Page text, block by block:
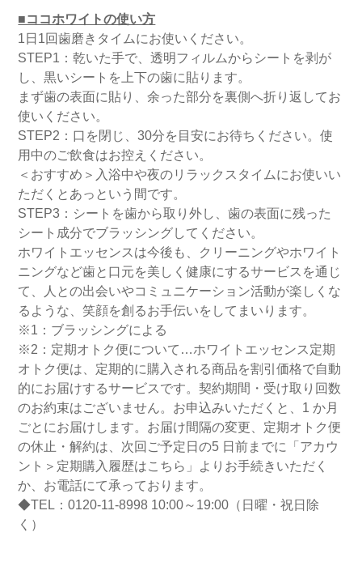
■ココホワイトの使い方
1日1回歯磨きタイムにお使いください。
STEP1：乾いた手で、透明フィルムからシートを剥が
し、黒いシートを上下の歯に貼ります。
まず歯の表面に貼り、余った部分を裏側へ折り返してお
使いください。
STEP2：口を閉じ、30分を目安にお待ちください。使
用中のご飲食はお控えください。
＜おすすめ＞入浴中や夜のリラックスタイムにお使いい
ただくとあっという間です。
STEP3：シートを歯から取り外し、歯の表面に残った
シート成分でブラッシングしてください。
ホワイトエッセンスは今後も、クリーニングやホワイト
ニングなど歯と口元を美しく健康にするサービスを通じ
て、人との出会いやコミュニケーション活動が楽しくな
るような、笑顔を創るお手伝いをしてまいります。
※1：ブラッシングによる
※2：定期オトク便について…ホワイトエッセンス定期
オトク便は、定期的に購入される商品を割引価格で自動
的にお届けするサービスです。契約期間・受け取り回数
のお約束はございません。お申込みいただくと、1 か月
ごとにお届けします。お届け間隔の変更、定期オトク便
の休止・解約は、次回ご予定日の5 日前までに「アカウ
ント＞定期購入履歴はこちら」よりお手続きいただく
か、お電話にて承っております。
◆TEL：0120-11-8998 10:00～19:00（日曜・祝日除
く）